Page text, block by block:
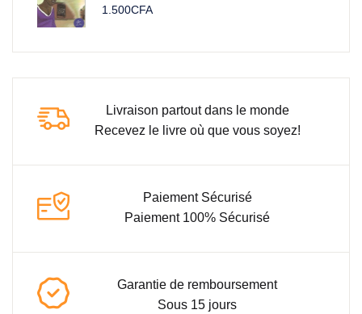
1.500CFA
Livraison partout dans le monde
Recevez le livre où que vous soyez!
Paiement Sécurisé
Paiement 100% Sécurisé
Garantie de remboursement
Sous 15 jours